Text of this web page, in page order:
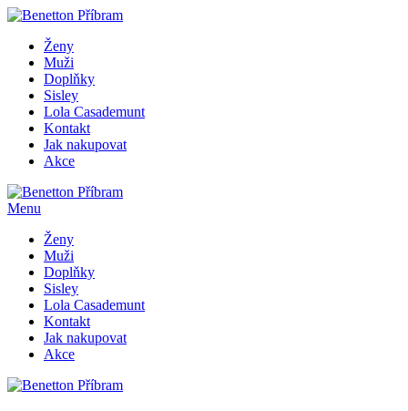
Ženy
Muži
Doplňky
Sisley
Lola Casademunt
Kontakt
Jak nakupovat
Akce
Menu
Ženy
Muži
Doplňky
Sisley
Lola Casademunt
Kontakt
Jak nakupovat
Akce